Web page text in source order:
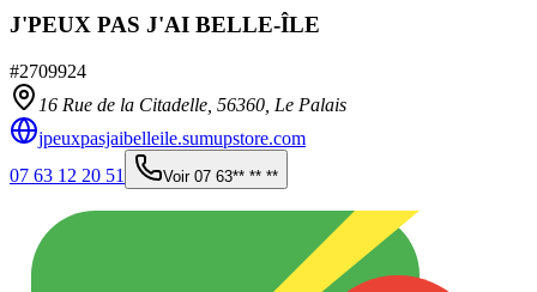
J'PEUX PAS J'AI BELLE-ÎLE
#2709924
16 Rue de la Citadelle, 56360 Le Palais
jpeuxpasjaibelleile.sumupstore.com
07 63 12 20 51
Voir 07 63** ** **